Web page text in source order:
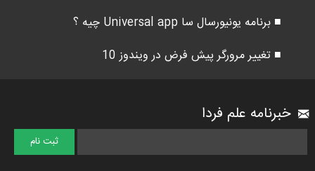
■ برنامه یونیورسال سا Universal app چیه ؟
■ تغییر مرورگر پیش فرض در ویندوز 10
خبرنامه علم فردا